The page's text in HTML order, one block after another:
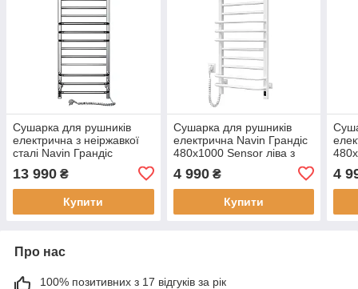
Сушарка для рушників
електрична з неіржавкої
сталі Navin Грандіс
480х1200 Sensor правий з
таймером,
13 990 ₴
Купити
Сушарка для рушників
електрична Navin Грандіс
480х1000 Sensor ліва з
4 990₴
Купити
4
Про нас
100% позитивних з 17 відгуків за рік